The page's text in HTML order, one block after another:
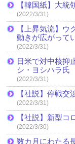
【韓国紙】大統
(2022/3/31)
【上昇気流】
動きが広がって
(2022/3/31)
日米で対中核抑
シ・ヨシハラ氏
(2022/3/31)
【社説】停戦
(2022/3/31)
【社説】新型
(2022/3/30)
数カ月にわたる